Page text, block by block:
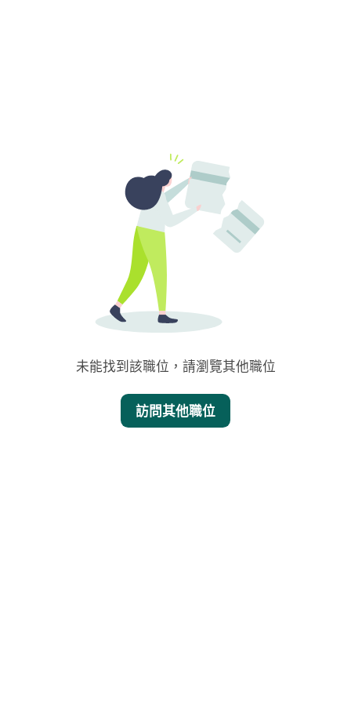
未能找到該職位，請瀏覽其他職位
訪問其他職位